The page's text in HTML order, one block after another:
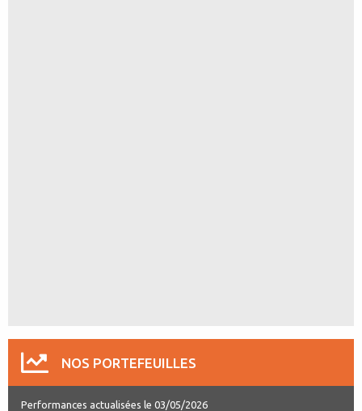
NOS PORTEFEUILLES
Performances actualisées le 03/05/2026